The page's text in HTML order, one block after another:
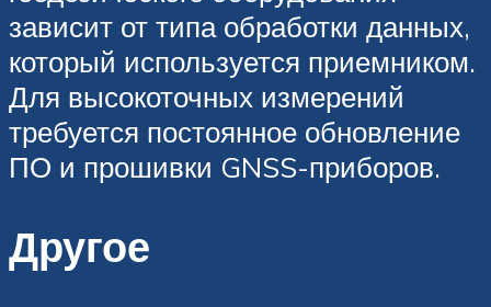
зависит от типа обработки данных,
который используется приемником.
Для высокоточных измерений
требуется постоянное обновление
ПО и прошивки GNSS-приборов.
Другое